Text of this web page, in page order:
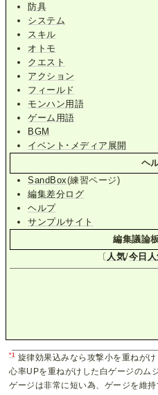
防具
システム
スキル
オトモ
クエスト
アクション
フィールド
モンハン用語
ゲーム用語
BGM
イベント･メディア展開
ヘ
SandBox(練習ページ)
編集差分ログ
ヘルプ
サンプルサイト
編集議論
〔 人気/今日
*1 旋律効果込みなら攻撃小を重ねが
心率UPを重ねがけした白ゲージのム
ゲージは非常に短い為、ゲージを維